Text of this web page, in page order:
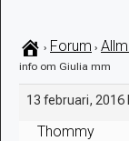
› Forum ›
info om Giulia mm
13 februari, 2016
Thommy